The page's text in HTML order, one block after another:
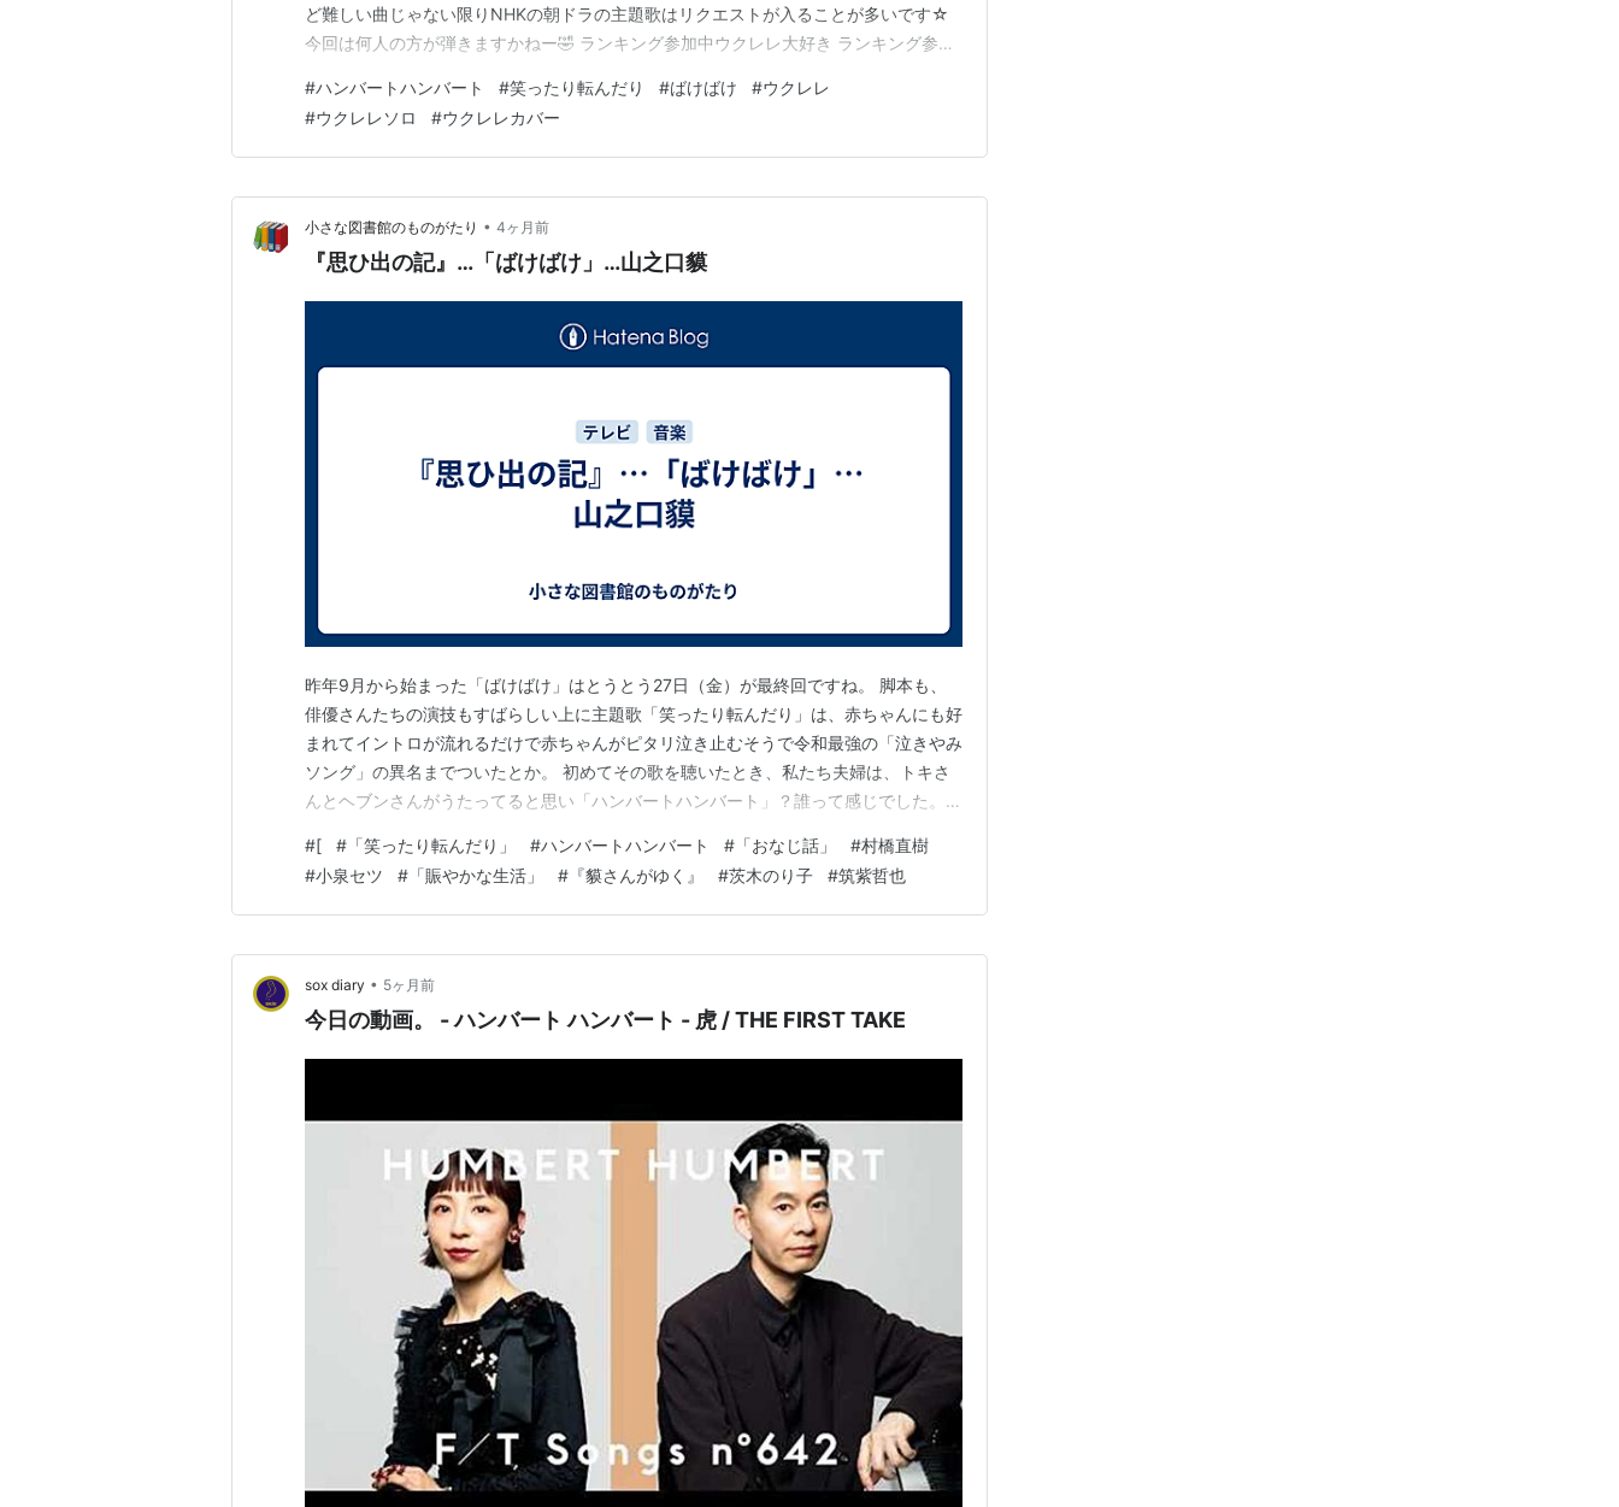
ど難しい曲じゃない限りNHKの朝ドラの主題歌はリクエストが入ることが多いです☆
今回は何人の方が弾きますかねー🤣 ランキング参加中ウクレレ大好き ランキング参加
プ ランキング参加中はてなブログ同盟！初心者歓迎・なんでもOK！日記・雑記10・
20・30・40・50…
#ハンバートハンバート #笑ったり転んだり #ばけばけ #ウクレレ
#ウクレレソロ #ウクレレカバー
小さな図書館のものがたり • 4ヶ月前
『思ひ出の記』…「ばけばけ」…山之口貘
昨年9月から始まった「ばけばけ」はとうとう27日（金）が最終回ですね。 脚本も、
俳優さんたちの演技もすばらしい上に主題歌「笑ったり転んだり」は、赤ちゃんにも好
まれてイントロが流れるだけで赤ちゃんがピタリ泣き止むそうで令和最強の「泣きやみ
ソング」の異名までついたとか。 初めてその歌を聴いたとき、私たち夫婦は、トキさ
んとヘブンさんがうたってると思い「ハンバートハンバート」？誰って感じでした。
小泉セツさんの『思ひ出の記』を読んでいてこれはマッチすると音響スタッフと確信し
て主題歌制作の依頼を決めたそうです。 ハンバートハン…
#[ # 「笑ったり転んだり」 #ハンバートハンバート # 「おなじ話」 #村橋直樹
#小泉セツ # 「賑やかな生活」 # 『貘さんがゆく』 #茨木のり子 #筑紫哲也
sox diary • 5ヶ月前
今日の動画。 - ハンバート ハンバート - 虎 / THE FIRST TAKE